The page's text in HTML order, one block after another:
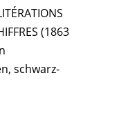
(1863
schwarz-